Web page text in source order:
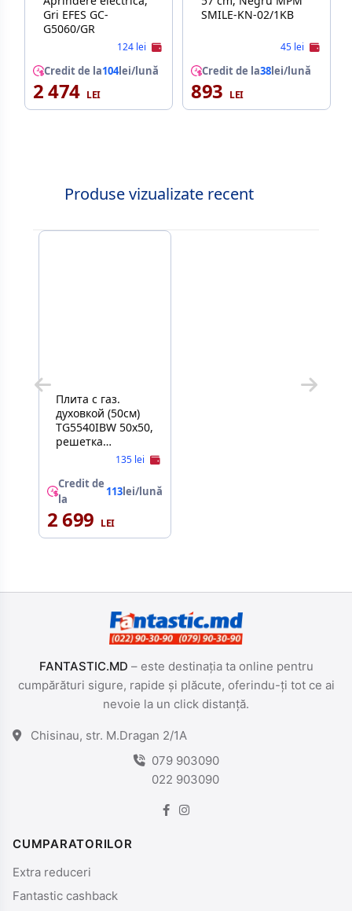
Gri EFES GC-
G5060/GR
124 lei
Credit de la104lei/lună
2 474
SMILE-KN-02/1KB
45 lei
Credit de la38lei/lună
893
Produse vizualizate recent
Плита с газ.
духовкой (50см)
TG5540IBW 50х50,
решетка
эмалированная
135 lei
Credit de
la
113lei/lună
2 699
FANTASTIC.MD – este destinația ta online pentru
cumpărături sigure, rapide și plăcute, oferindu-ți tot ce ai
nevoie la un click distanță.
Chisinau, str. M.Dragan 2/1A
079 903090
022 903090
CUMPARATORILOR
Extra reduceri
Fantastic cashback